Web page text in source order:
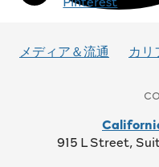
メディア＆流通
カリ
915 L Street,